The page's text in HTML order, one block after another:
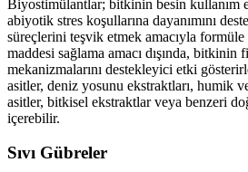
Biyostimülantlar; bitkinin besin kullanım
abiyotik stres koşullarına dayanımını
süreçlerini teşvik etmek amacıyla
maddesi sağlama amacı dışında,
mekanizmalarını destekleyici etki
asitler, deniz yosunu ekstraktları, humik
asitler, bitkisel ekstraktlar veya benzeri
içerebilir.
Sıvı Gübreler